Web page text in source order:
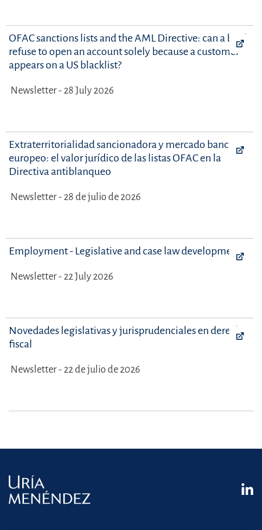
OFAC sanctions lists and the AML Directive: can a bank
refuse to open an account solely because a customer
appears on a US blacklist?
Newsletter - 28 July 2026
Extraterritorialidad sancionadora y mercado bancario
europeo: el valor jurídico de las listas OFAC en la
Directiva antiblanqueo
Newsletter - 28 de julio de 2026
Employment - Legislative and case law developments
Newsletter - 22 July 2026
Novedades legislativas y jurisprudenciales en derecho
fiscal
Newsletter - 22 de julio de 2026